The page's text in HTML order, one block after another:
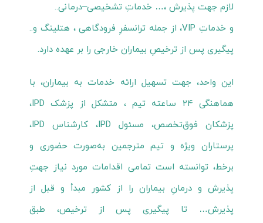
لازم جهت پذیرش ،… خدماتِ تشخیصی‌–‌درمانی..
و خدماتِ VIP، از جمله ترانسفرِ فرودگاهی ، هتلینگ و..
پیگیری پس از ترخیصِ بیماران خارجی را بر عهده دارد.
این واحد، جهت تسهیل ارائه خدمات به بیماران، با
هماهنگی ۲۴ ساعته تیم ، متشکل از پزشک IPD،
پزشکان فوق‌تخصص، مسئول IPD، کارشناس IPD،
پرستاران ویژه و تیم مترجمین به‌صورت حضوری و
برخط، توانسته است تمامی اقدامات مورد نیاز جهتِ
پذیرش و درمانِ بیماران را از کشور مبدأ و قبل از
پذیرش… تا پیگیری پس از ترخیص، طبق